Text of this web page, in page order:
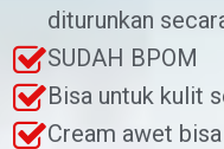
diturunkan
SUDAH BPOM
Bisa untuk kulit
Cream awet